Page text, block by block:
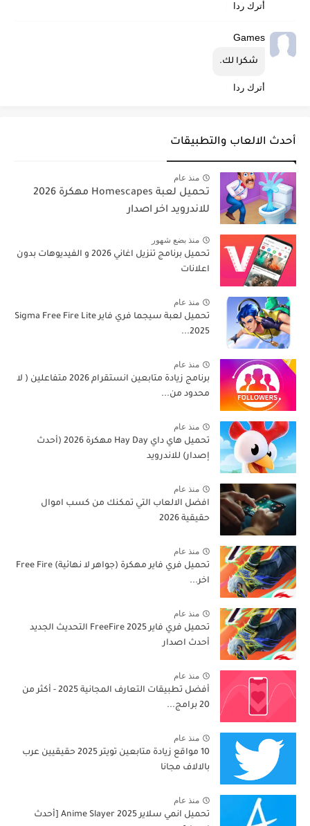
أترك ردا
Games
شكرا لك.
أترك ردا
أحدث الالعاب والتطبيقات
منذ عام
تحميل لعبة Homescapes مهكرة 2026
للاندرويد اخر اصدار
منذ بضع شهور
تحميل برنامج تنزيل اغاني 2026 و الفيديوهات بدون
اعلانات
منذ عام
تحميل لعبة سيجما فري فاير Sigma Free Fire Lite
2025...
منذ عام
برنامج زيادة متابعين انستقرام 2026 متفاعلين ( لا
محدود من...
منذ عام
تحميل هاي داي Hay Day مهكرة 2026 (أحدث
إصدار) للاندرويد
منذ عام
افضل الالعاب التي تمكنك من كسب اموال
حقيقية 2026
منذ عام
تحميل فري فاير مهكرة (جواهر لا نهائية) Free Fire
اخر...
منذ عام
تحميل فري فاير 2025 FreeFire التحديث الجديد
أحدث اصدار
منذ عام
أفضل تطبيقات التعارف المجانية 2025 - أكثر من
20 برامج...
منذ عام
10 مواقع زيادة متابعين تويتر 2025 حقيقيين عرب
بالالاف مجانا
منذ عام
تحميل انمي سلاير 2025 Anime Slayer [أحدث